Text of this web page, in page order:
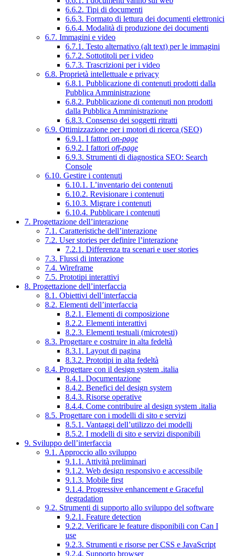
6.6.2. Tipi di documenti
6.6.3. Formato di lettura dei documenti elettronici
6.6.4. Modalità di produzione dei documenti
6.7. Immagini e video
6.7.1. Testo alternativo (alt text) per le immagini
6.7.2. Sottotitoli per i video
6.7.3. Trascrizioni per i video
6.8. Proprietà intellettuale e privacy
6.8.1. Pubblicazione di contenuti prodotti dalla
Pubblica Amministrazione
6.8.2. Pubblicazione di contenuti non prodotti
dalla Pubblica Amministrazione
6.8.3. Consenso dei soggetti ritratti
6.9. Ottimizzazione per i motori di ricerca (SEO)
6.9.1. I fattori on-page
6.9.2. I fattori off-page
6.9.3. Strumenti di diagnostica SEO: Search
Console
6.10. Gestire i contenuti
6.10.1. L’inventario dei contenuti
6.10.2. Revisionare i contenuti
6.10.3. Migrare i contenuti
6.10.4. Pubblicare i contenuti
7. Progettazione dell’interazione
7.1. Caratteristiche dell’interazione
7.2. User stories per definire l’interazione
7.2.1. Differenza tra scenari e user stories
7.3. Flussi di interazione
7.4. Wireframe
7.5. Prototipi interattivi
8. Progettazione dell’interfaccia
8.1. Obiettivi dell’interfaccia
8.2. Elementi dell’interfaccia
8.2.1. Elementi di composizione
8.2.2. Elementi interattivi
8.2.3. Elementi testuali (microtesti)
8.3. Progettare e costruire in alta fedeltà
8.3.1. Layout di pagina
8.3.2. Prototipi in alta fedeltà
8.4. Progettare con il design system .italia
8.4.1. Documentazione
8.4.2. Benefici del design system
8.4.3. Risorse operative
8.4.4. Come contribuire al design system .italia
8.5. Progettare con i modelli di sito e servizi
8.5.1. Vantaggi dell’utilizzo dei modelli
8.5.2. I modelli di sito e servizi disponibili
9. Sviluppo dell’interfaccia
9.1. Approccio allo sviluppo
9.1.1. Attività preliminari
9.1.2. Web design responsivo e accessibile
9.1.3. Mobile first
9.1.4. Progressive enhancement e Graceful
degradation
9.2. Strumenti di supporto allo sviluppo del software
9.2.1. Feature detection
9.2.2. Verificare le feature disponibili con Can I
use
9.2.3. Strumenti e risorse per CSS e JavaScript
9.2.4. Supporto browser